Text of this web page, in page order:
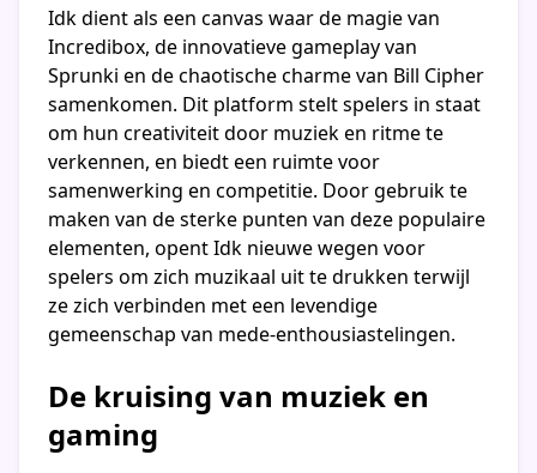
Idk dient als een canvas waar de magie van
Incredibox, de innovatieve gameplay van
Sprunki en de chaotische charme van Bill Cipher
samenkomen. Dit platform stelt spelers in staat
om hun creativiteit door muziek en ritme te
verkennen, en biedt een ruimte voor
samenwerking en competitie. Door gebruik te
maken van de sterke punten van deze populaire
elementen, opent Idk nieuwe wegen voor
spelers om zich muzikaal uit te drukken terwijl
ze zich verbinden met een levendige
gemeenschap van mede-enthousiastelingen.
De kruising van muziek en
gaming